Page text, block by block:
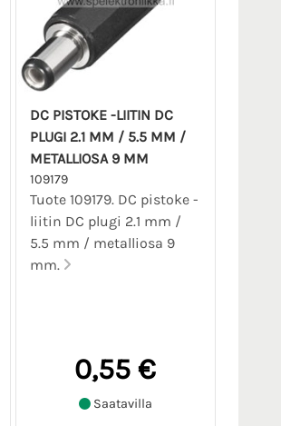
DC PISTOKE -LIITIN DC
PLUGI 2.1 MM / 5.5 MM /
METALLIOSA 9 MM
109179
Tuote 109179. DC pistoke -
liitin DC plugi 2.1 mm /
5.5 mm / metalliosa 9
mm.
0,55 €
Saatavilla